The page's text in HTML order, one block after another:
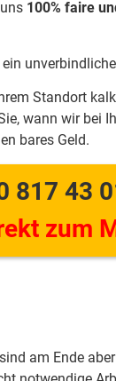
100% faire
Standort
wann wir bei
bares Geld.
817 43
zum
am Ende